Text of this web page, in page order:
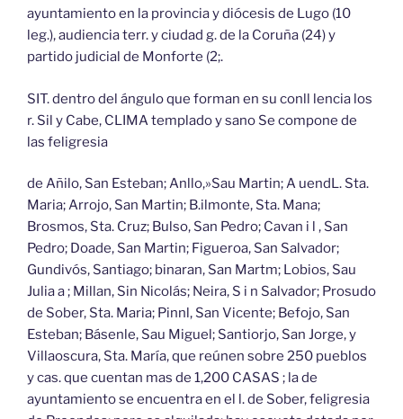
ayuntamiento en la provincia y diócesis de Lugo (10
leg.), audiencia terr. y ciudad g. de la Coruña (24) y
partido judicial de Monforte (2;.
SIT. dentro del ángulo que forman en su conll lencia los
r. Sil y Cabe, CLIMA templado y sano Se compone de
las feligresia
de Añilo, San Esteban; Anllo,»Sau Martin; A uendL. Sta.
Maria; Arrojo, San Martin; B.ilmonte, Sta. Mana;
Brosmos, Sta. Cruz; Bulso, San Pedro; Cavan i l , San
Pedro; Doade, San Martin; Figueroa, San Salvador;
Gundivós, Santiago; binaran, San Martm; Lobios, Sau
Julia a ; Millan, Sin Nicolás; Neira, S i n Salvador; Prosudo
de Sober, Sta. Maria; Pinnl, San Vicente; Befojo, San
Esteban; Básenle, Sau Miguel; Santiorjo, San Jorge, y
Villaoscura, Sta. María, que reúnen sobre 250 pueblos
y cas. que cuentan mas de 1,200 CASAS ; la de
ayuntamiento se encuentra en el l. de Sober, feligresia